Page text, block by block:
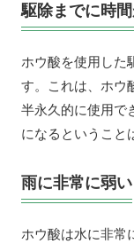
駆除までに時
ホウ酸を使用した
す。これは、ホウ
半永久的に使用で
になるということ
雨に非常に弱い
ホウ酸は水に非常